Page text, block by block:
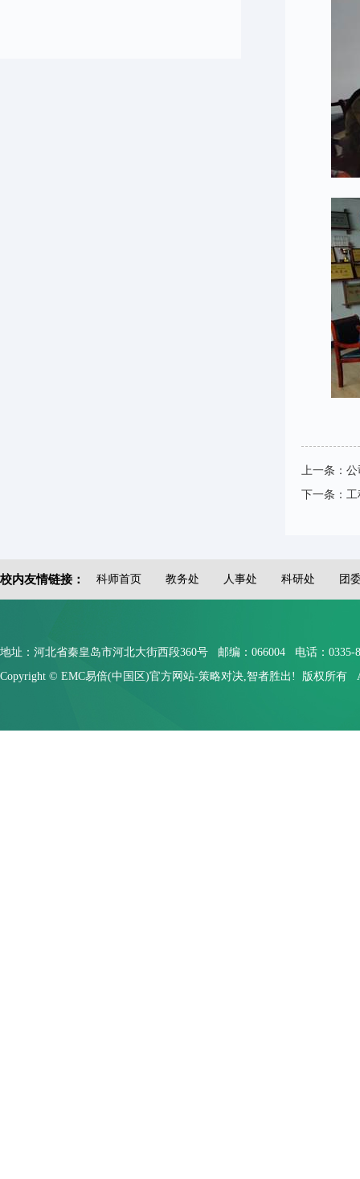
上一条： 公
下一条： 工
校内友情链接： 科师首页 教务处 人事处 科研处 团
地址：河北省秦皇岛市河北大街西段360号 邮编：066004 电话：0335-
Copyright © EMC易倍(中国区)官方网站-策略对决,智者胜出! 版权所有